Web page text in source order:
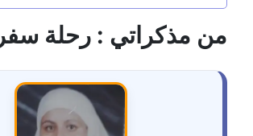
مدونة أحمد أبو الدهب
مدونة احمد البحيري
من مذكراتي : رحلة سفر 1